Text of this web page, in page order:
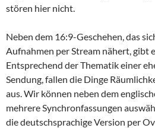
stören hier nicht.
Neben dem 16:9-Geschehen, das
Aufnahmen per Stream nähert, gibt
Entsprechend der Thematik einer
Sendung, fallen die Dinge
aus. Wir können neben dem
mehrere Synchronfassungen
die deutschsprachige Version per